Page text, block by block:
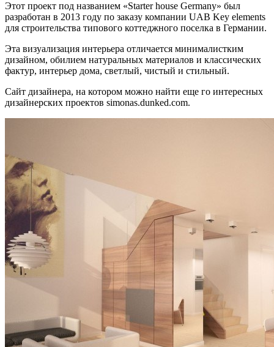
Этот проект под названием «Starter house Germany» был
разработан в 2013 году по заказу компании UAB Key elements
для строительства типового коттеджного поселка в Германии.
Эта визуализация интерьера отличается минималистким
дизайном, обилием натуральных материалов и классических
фактур, интерьер дома, светлый, чистый и стильный.
Сайт дизайнера, на котором можно найти еще го интересных
дизайнерских проектов simonas.dunked.com.